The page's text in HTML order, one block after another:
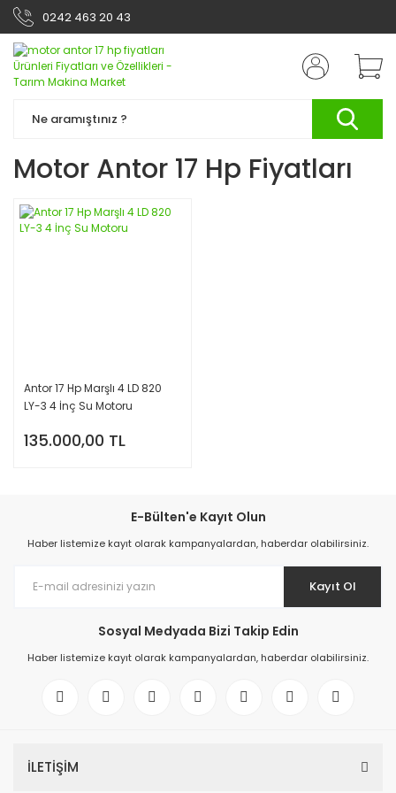
0242 463 20 43
Motor Antor 17 Hp Fiyatları
Antor 17 Hp Marşlı 4 LD 820
LY-3 4 İnç Su Motoru
135.000,00 TL
E-Bülten'e Kayıt Olun
Haber listemize kayıt olarak kampanyalardan, haberdar olabilirsiniz.
Kayıt Ol
Sosyal Medyada Bizi Takip Edin
Haber listemize kayıt olarak kampanyalardan, haberdar olabilirsiniz.
İLETİŞİM